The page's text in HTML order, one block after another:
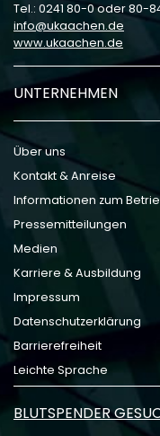
Tel.: 0241 80-0 oder 80-
info
ukaachen de
www.ukaachen.de
UNTERNEHMEN
Über uns
Kontakt & Anreise
Informationen zum
Pressemitteilungen
Medien
Karriere & Ausbildung
Impressum
Datenschutzerklärung
Barrierefreiheit
Leichte Sprache
BLUTSPENDER